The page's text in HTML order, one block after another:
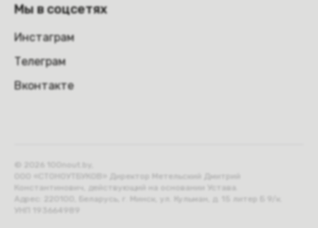
Мы в соцсетях
Инстаграм
Телеграм
Вконтакте
© 2026 100nout.by,
ООО «СТОНОУТБУКОВ» Директор Метельский Дмитрий
Константинович, действующий на основании Устава.
Адрес: 220100, Беларусь, г. Минск, ул. Кульман, д. 15 литер Б 9/к.
УНП 193664989